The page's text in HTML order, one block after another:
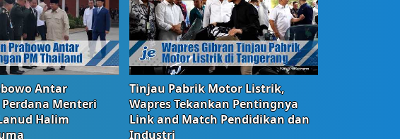
Antar
Menteri
Halim
Tinjau Pabrik Motor Listrik,
Wapres Tekankan Pentingnya
Link and Match Pendidikan dan
Industri